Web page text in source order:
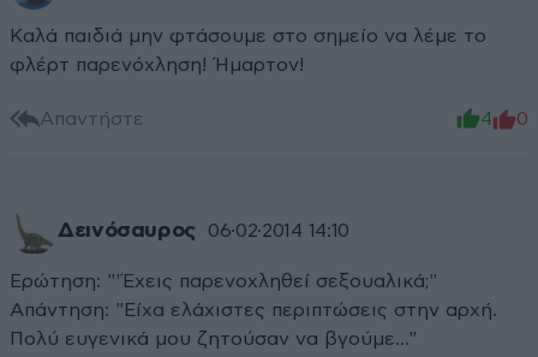
Καλά παιδιά μην φτάσουμε στο σημείο να λέμε το
φλέρτ παρενόχληση! Ήμαρτον!
Απαντήστε 4 0
Δεινόσαυρος 06·02·2014 14:10
Ερώτηση: "'Έχεις παρενοχληθεί σεξουαλικά;"
Απάντηση: "Είχα ελάχιστες περιπτώσεις στην αρχή.
Πολύ ευγενικά μου ζητούσαν να βγούμε..."